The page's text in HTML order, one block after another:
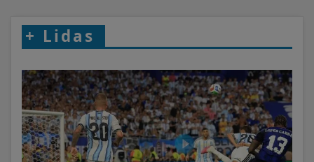
+ Lidas